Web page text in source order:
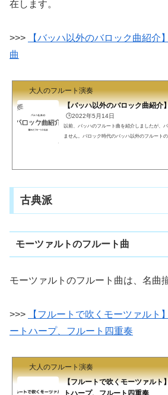
在します。
>>>
【バッハ以外のバロック曲紹介
曲
大人のフルート演奏
【バッハ以外のバロック曲紹介
🕒️2022年5月14日
以前、バッハのフルート曲を紹介しましたが、
ません。バロック時代のバッハ以外のフルート
る作曲家を紹介します。ビバルディマランマレ...
古典派
モーツァルトのフルート曲
モーツァルトのフルート曲は、名曲
>>>
【フルートで吹くモーツァルト
ートハープ、フルート四重奏
大人のフルート演奏
【フルートで吹くモーツァルト
トハープ、フルート四重奏